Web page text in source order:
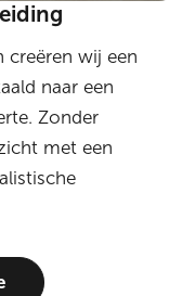
creëren wij een
naar een
Zonder
met een